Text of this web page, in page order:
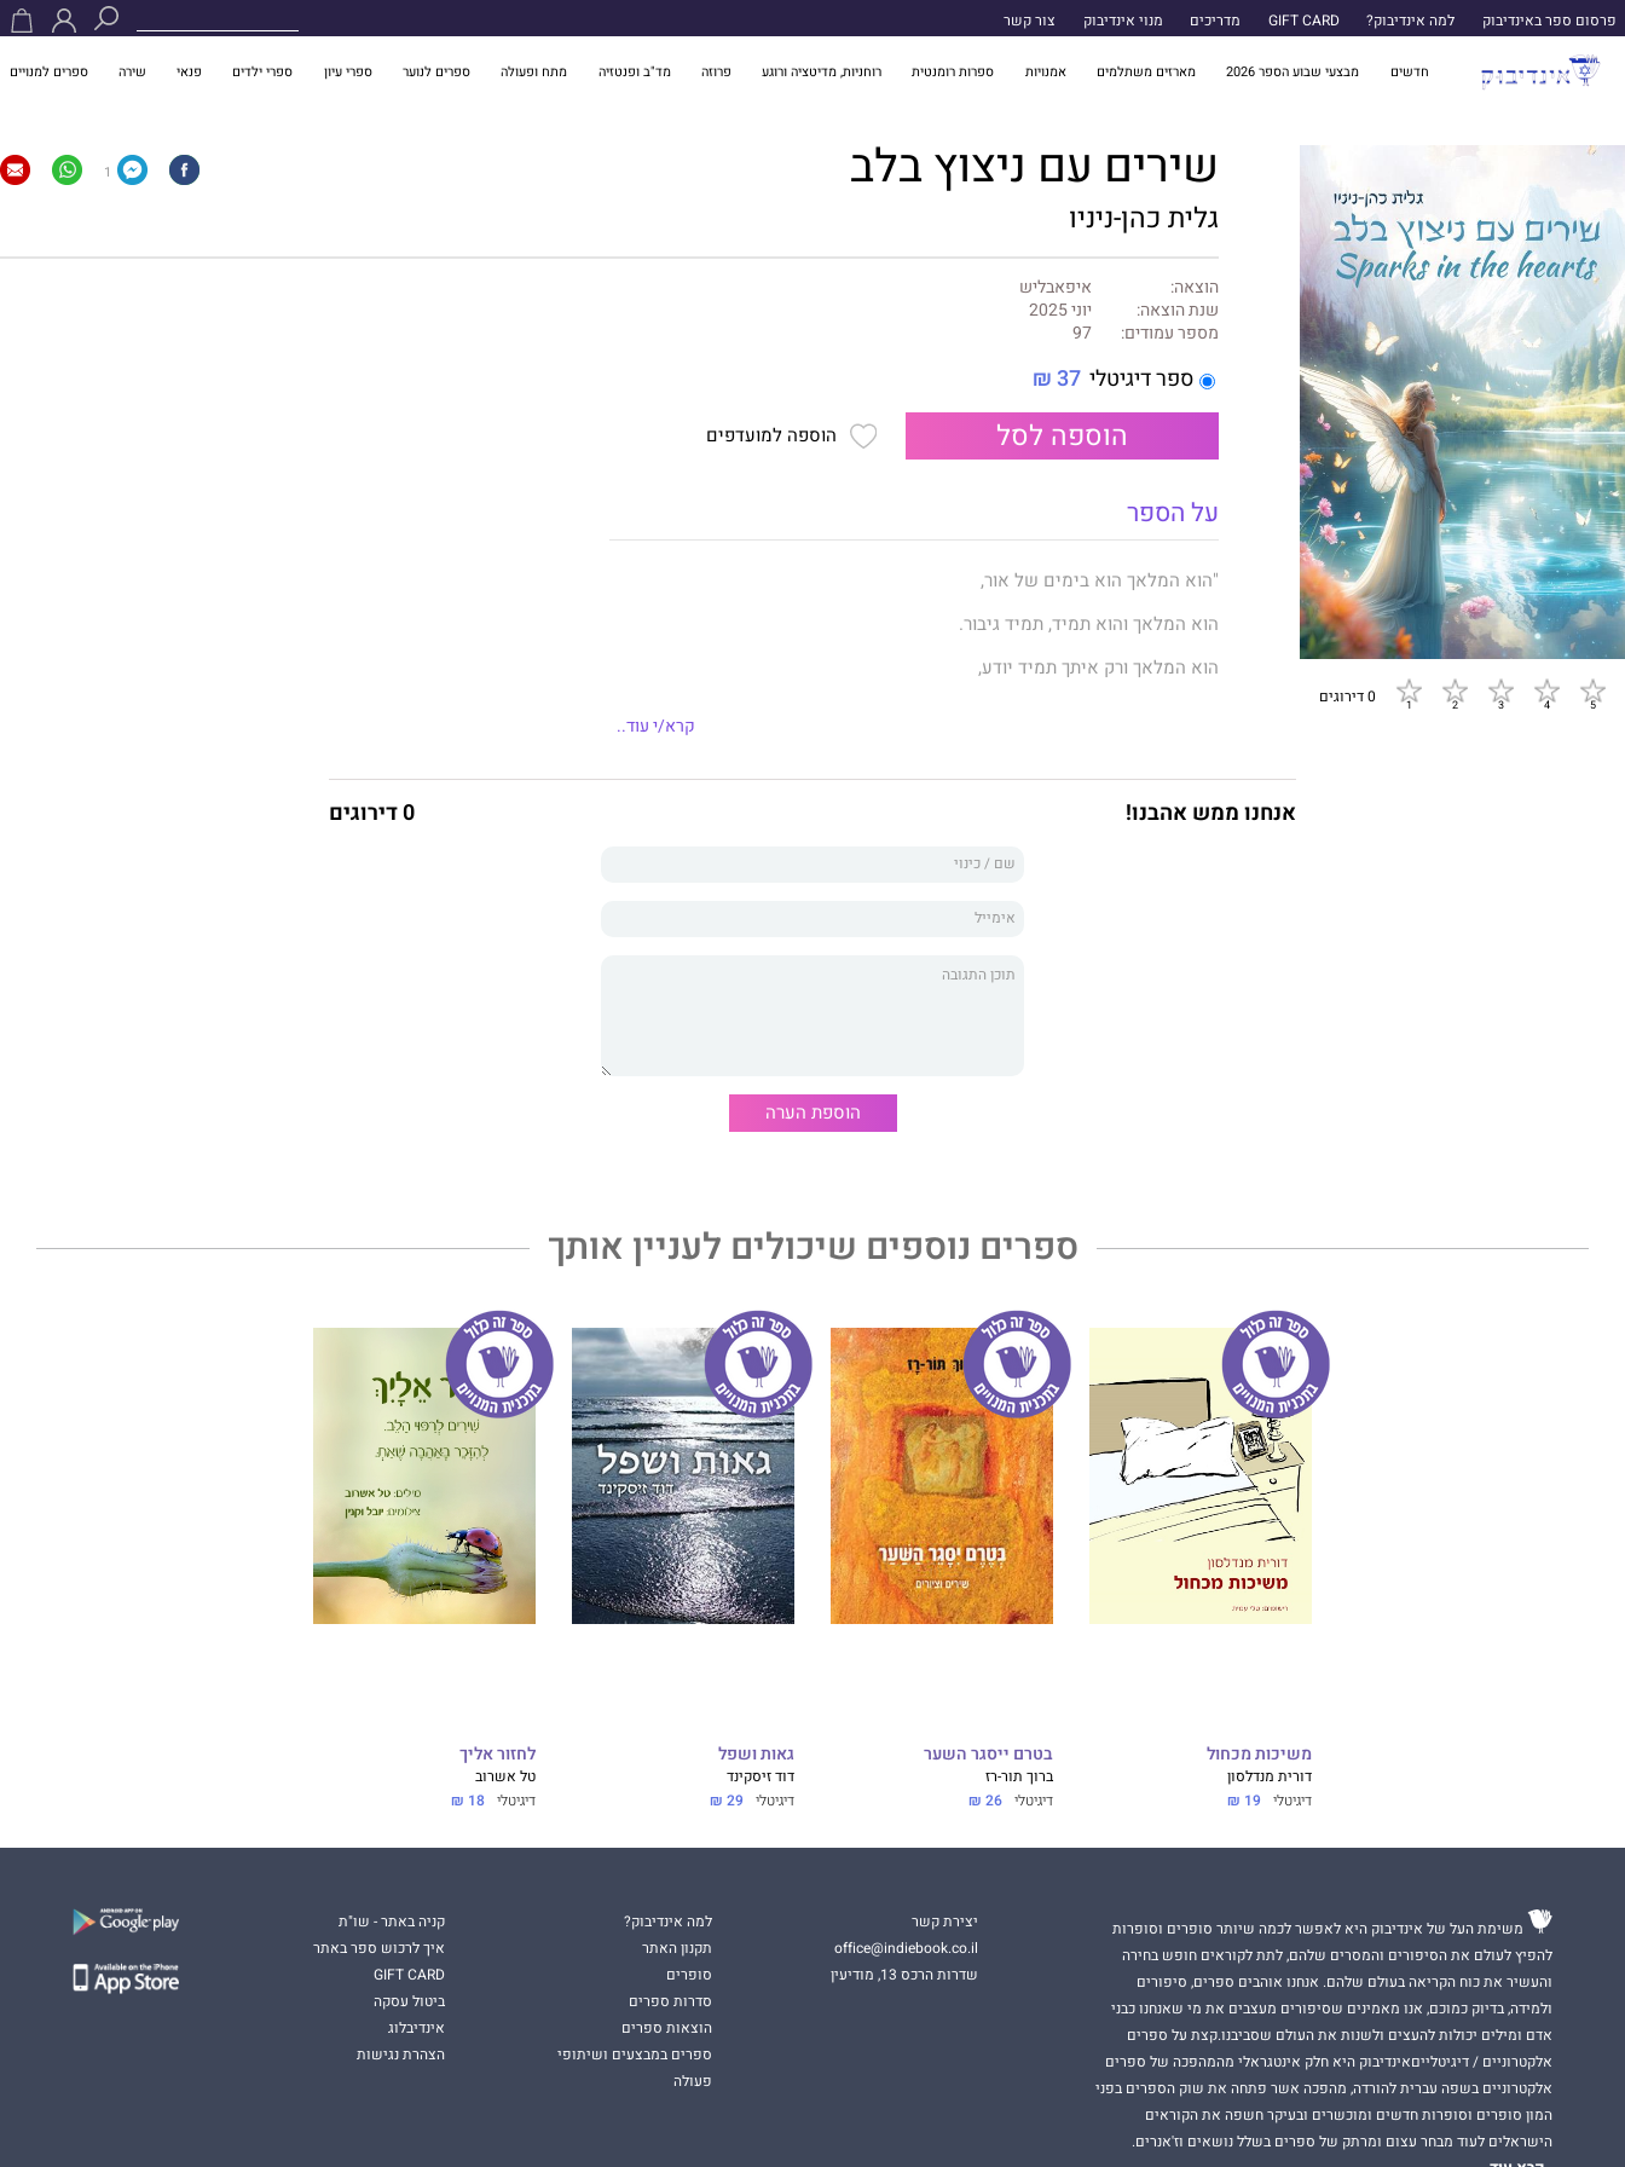
פרסום ספר באינדיבוק למה אינדיבוק? GIFT CARD מדריכים מנוי אינדיבוק צור קשר
חדשים מבצעי שבוע הספר 2026 מארזים משתלמים אמנויות ספרות רומנטית רוחניות, מדיטציה ורוגע פרוזה מד"ב ופנטזיה מתח ופעולה ספרים לנוער ספרי עיון ספרי ילדים פנאי שירה ספרים למנויים
0 דירוגים
שירים‭ ‬עם‭ ‬ניצוץ‭ ‬בלב‭ ‬ 1
גלית‭ ‬כהן‭-‬ניניו
הוצאה:
איפאבליש
שנת הוצאה:
יוני 2025
מספר עמודים:
97
ספר דיגיטלי 37 ₪
הוספה לסל הוספה למועדפים
על הספר
"הוא המלאך הוא בימים של אור,
הוא המלאך והוא תמיד, תמיד גיבור.
הוא המלאך ורק איתך תמיד יודע,
תמיד הייתי ידועה במשפחה ובין החברות כמי שכותבת שירים וברכות,
שיריי הפכו לתיקשור מהמלאכים ומהר באבא, שליח אלוהים.
קרא/י עוד..
אנחנו ממש אהבנו! 0 דירוגים
הוספת הערה
ספרים נוספים שיכולים לעניין אותך
משיכות מכחול
דורית מנדלסון
דיגיטלי 19 ₪
בטרם ייסגר השער
ברוך תור-רז
דיגיטלי 26 ₪
גאות ושפל
דוד זיסקינד
דיגיטלי 29 ₪
לחזור אליך
טל אשרוב
דיגיטלי 18 ₪
משימת העל של אינדיבוק היא לאפשר לכמה שיותר סופרים וסופרות
להפיץ לעולם את הסיפורים והמסרים שלהם, לתת לקוראים חופש בחירה
והעשיר את כוח הקריאה בעולם שלהם. אנחנו אוהבים ספרים, סיפורים
ולמידה, בדיוק כמוכם, אנו מאמינים שסיפורים מעצבים את מי שאנחנו כבני
אדם ומילים יכולות להעצים ולשנות את העולם שסביבנו.קצת על ספרים
אלקטרוניים / דיגיטלייםאינדיבוק היא חלק אינטגראלי מהמהפכה של ספרים
אלקטרוניים בשפה עברית להורדה, מהפכה אשר פתחה את שוק הספרים בפני
המון סופרים וסופרות חדשים ומוכשרים ובעיקר חשפה את הקוראים
הישראלים לעוד מבחר עצום ומרתק של ספרים בשלל נושאים וז'אנרים.
יצירת קשר
office@indiebook.co.il
שדרות הרכס 13, מודיעין
למה אינדיבוק?
תקנון האתר
סופרים
סדרות ספרים
הוצאות ספרים
ספרים במבצעים ושיתופי
פעולה
קניה באתר - שו"ת
איך לרכוש ספר באתר
GIFT CARD
ביטול עסקה
אינדיבלוג
הצהרת נגישות